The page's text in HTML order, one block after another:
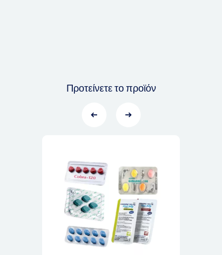
Προτείνετε το προϊόν